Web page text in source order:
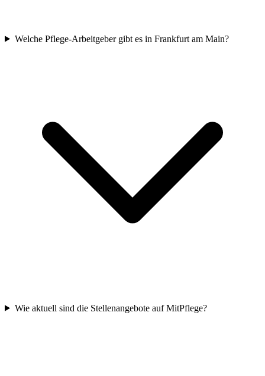
Welche Pflege-Arbeitgeber gibt es in Frankfurt am Main?
Wie aktuell sind die Stellenangebote auf MitPflege?